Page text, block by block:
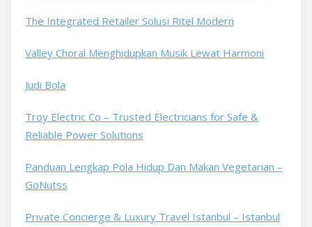
The Integrated Retailer Solusi Ritel Modern
Valley Choral Menghidupkan Musik Lewat Harmoni
Judi Bola
Troy Electric Co – Trusted Electricians for Safe &
Reliable Power Solutions
Panduan Lengkap Pola Hidup Dan Makan Vegetarian –
GoNutss
Private Concierge & Luxury Travel Istanbul – Istanbul